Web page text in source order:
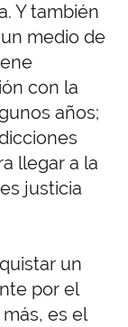
Y también
medio de
con la
años;
llegar a la
justicia
un
por el
es el